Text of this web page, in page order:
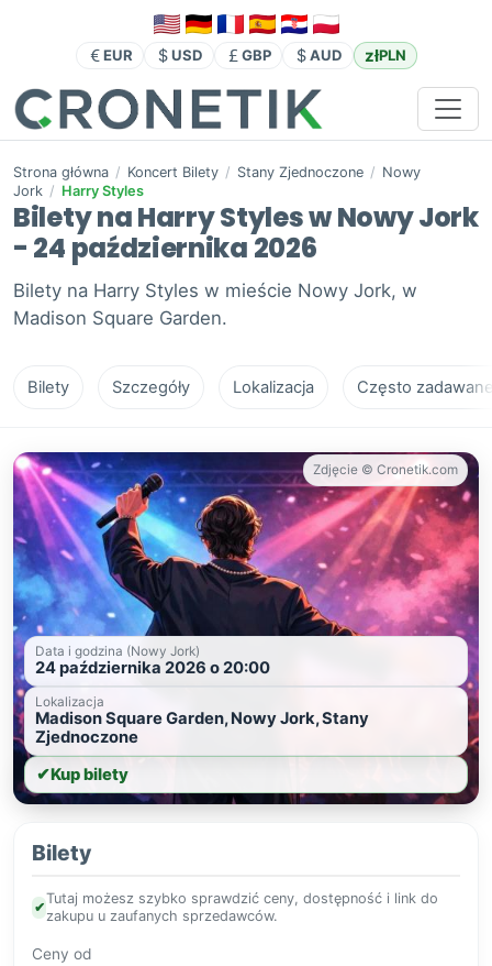
EUR USD GBP AUD złPLN
Strona główna / Koncert Bilety / Stany Zjednoczone / Nowy
Jork / Harry Styles
Bilety na Harry Styles w Nowy Jork
- 24 października 2026
Bilety na Harry Styles w mieście Nowy Jork, w
Madison Square Garden.
Bilety Szczegóły Lokalizacja Często
Zdjęcie © Cronetik.com
Data i godzina (Nowy Jork)
24 października 2026 o 20:00
Lokalizacja
Madison Square Garden, Nowy Jork, Stany
Zjednoczone
✔Kup bilety
Bilety
✔
Tutaj możesz szybko sprawdzić ceny, dostępność i link do
zakupu u zaufanych sprzedawców.
Ceny od